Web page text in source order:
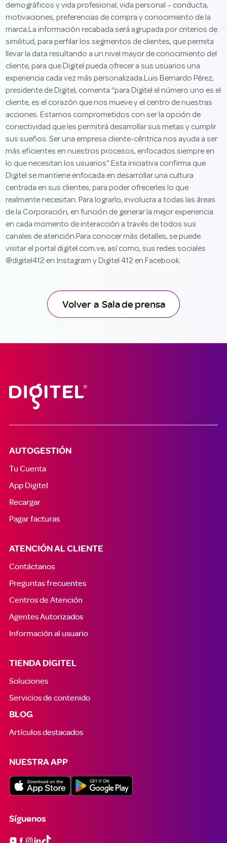
demográficos y vida profesional, vida personal – conducta,
motivaciones, preferencias de compra y conocimiento de la
marca.La información recabada será agrupada por criterios de
similitud, para perfilar los segmentos de clientes, que permita
llevar la data resultando a un nivel mayor de conocimiento del
cliente, para que Digitel pueda ofrecer a sus usuarios una
experiencia cada vez más personalizada.Luis Bernardo Pérez,
presidente de Digitel, comenta “para Digitel el número uno es el
cliente, es el corazón que nos mueve y el centro de nuestras
acciones. Estamos comprometidos con ser la opción de
conectividad que les permitirá desarrollar sus metas y cumplir
sus sueños. Ser una empresa cliente-céntrica nos ayuda a ser
más eficientes en nuestros procesos, enfocados siempre en
lo que necesitan los usuarios”.Esta iniciativa confirma que
Digitel se mantiene enfocada en desarrollar una cultura
centrada en sus clientes, para poder ofrecerles lo que
realmente necesitan. Para lograrlo, involucra a todas las áreas
de la Corporación, en función de generar la mejor experiencia
en cada momento de interacción a través de todos sus
canales de atención.Para conocer más detalles, se puede
visitar el portal digitel.com.ve, así como, sus redes sociales
@digitel412 en Instagram y Digitel 412 en Facebook.
Volver a Sala de prensa
AUTOGESTIÓN
Tu Cuenta
App Digitel
Recargar
Pagar facturas
ATENCIÓN AL CLIENTE
Contáctanos
Preguntas frecuentes
Centros de Atención
Agentes Autorizados
Información al usuario
TIENDA DIGITEL
Soluciones
Servicios de contenido
BLOG
Artículos destacados
NUESTRA APP
Síguenos
